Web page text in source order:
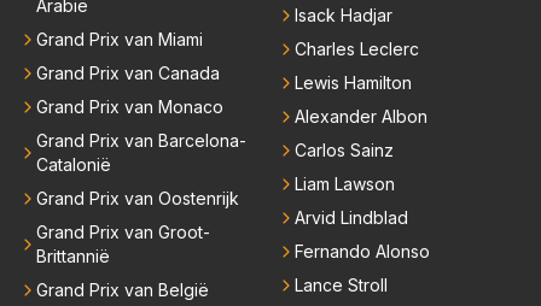
binnen RB gewerkt en zijn voor Max geen vreemde
n meer. Ook andere teams verliezen mensen. Er wo
rdt teveel drama van gemaakt.
Arabië
Grand Prix van Miami
Grand Prix van Canada
Grand Prix van Monaco
Grand Prix van Barcelona-
Catalonië
Grand Prix van Oostenrijk
Grand Prix van Groot-
Brittannië
Grand Prix van België
Isack Hadjar
Charles Leclerc
Lewis Hamilton
Alexander Albon
Carlos Sainz
Liam Lawson
Arvid Lindblad
Fernando Alonso
Lance Stroll